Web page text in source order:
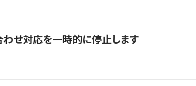
せ対応を一時的に停止します